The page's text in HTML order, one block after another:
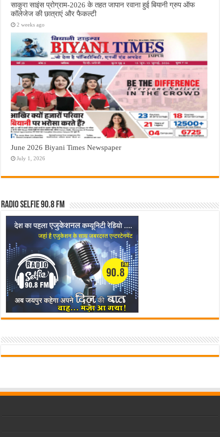
साकुरा साइंस प्रोग्राम-2026 के तहत जापान रवाना हुई बियानी ग्रुप ऑफ
कॉलेजेज की छात्राएं और फैकल्टी
2 weeks ago
June 2026 Biyani Times Newspaper
July 1, 2026
Radio Selfie 90.8 FM